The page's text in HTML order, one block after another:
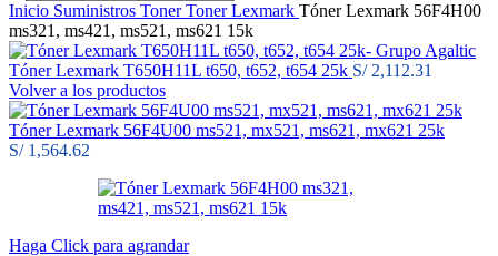
Inicio Suministros TonerToner Lexmark Tóner Lexmark 56F4H00
ms321, ms421, ms521, ms621 15k
Tóner Lexmark T650H11L t650, t652, t654 25k S/2,112.31
Volver a los productos
Tóner Lexmark 56F4U00 ms521, mx521, ms621, mx621 25k
S/1,564.62
Haga Click para agrandar